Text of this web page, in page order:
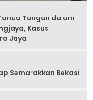
Tangan dalam
Kasus
Jaya
Semarakkan Bekasi